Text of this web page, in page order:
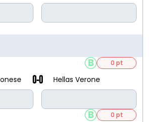
Hellas Verone
0-0
0 pt
0 pt